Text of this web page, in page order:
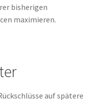
bisherigen
maximieren.
auf spätere